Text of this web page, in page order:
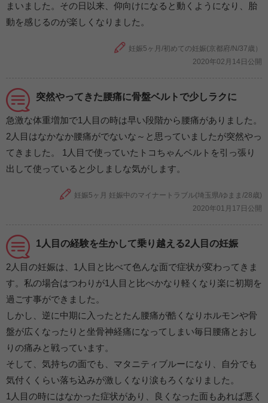
まいました。その日以来、仰向けになると動くようになり、胎
動を感じるのが楽しくなりました。
妊娠5ヶ月/初めての妊娠(京都府/N/37歳）
2020年02月14日公開
突然やってきた腰痛に骨盤ベルトで少しラクに
急激な体重増加で1人目の時は早い段階から腰痛がありました。
2人目はなかなか腰痛がでないな～と思っていましたが突然やっ
てきました。 1人目で使っていたトコちゃんベルトを引っ張り
出して使っていると少しましな気がします。
妊娠5ヶ月 妊娠中のマイナートラブル(埼玉県/ゆまま/28歳)
2020年01月17日公開
1人目の経験を生かして乗り越える2人目の妊娠
2人目の妊娠は、1人目と比べて色んな面で症状が変わってきま
す。私の場合はつわりが1人目と比べかなり軽くなり楽に初期を
過ごす事ができました。
しかし、逆に中期に入ったとたん腰痛が酷くなりホルモンや骨
盤が広くなったりと坐骨神経痛になってしまい毎日腰痛とおし
りの痛みと戦っています。
そして、気持ちの面でも、マタニティブルーになり、自分でも
気付くくらい落ち込みが激しくなり涙もろくなりました。
1人目の時にはなかった症状があり、良くなった面もあれば悪く